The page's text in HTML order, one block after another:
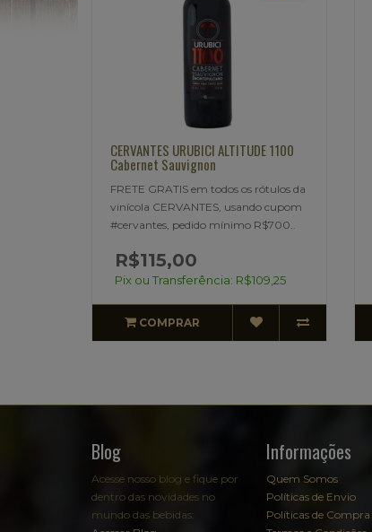
CERVANTES URUBICI ALTITUDE 1100
Cabernet Sauvignon
FRETE GRATIS em todos os rótulos da
vinícola CERVANTES, usando cupom
#cervantes, pedido mínimo R$700..
R$115,00
Pix ou Transferência: R$109,25
COMPRAR
Blog
Acesse nosso blog e fique por
dentro das novidades no
mundo das bebidas:
Informações
Quem Somos
Políticas de Envio
Políticas de Compra